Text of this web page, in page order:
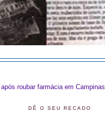
roubar farmácia em Campinas
DÊ O SEU RECADO